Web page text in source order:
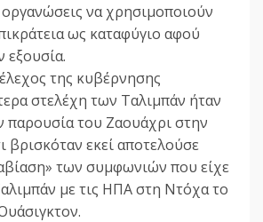
να χρησιμοποιούν
ως καταφύγιο αφού
εξουσία.
της κυβέρνησης
στελέχη των Ταλιμπάν ήταν
παρουσία του Ζαουάχρι στην
βρισκόταν εκεί αποτελούσε
των συμφωνιών που είχε
με τις ΗΠΑ στη Ντόχα το